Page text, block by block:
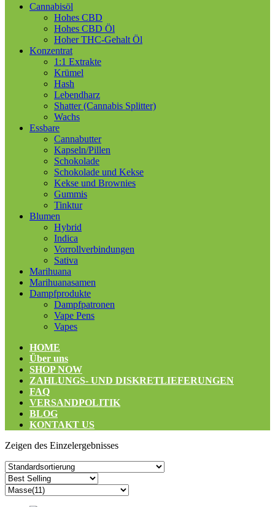
Cannabisöl
Hohes CBD
Hohes CBD Öl
Hoher THC-Gehalt Öl
Konzentrat
1:1 Extrakte
Krümel
Hash
Lebendharz
Shatter (Cannabis Splitter)
Wachs
Essbare
Cannabutter
Kapseln/Pillen
Schokolade
Schokolade und Kekse
Kekse und Brownies
Gummis
Tinktur
Blumen
Hybrid
Indica
Vorrollverbindungen
Sativa
Marihuana
Marihuanasamen
Dampfprodukte
Dampfpatronen
Vape Pens
Vapes
HOME
Über uns
SHOP NOW
ZAHLUNGS- UND DISKRETLIEFERUNGEN
FAQ
VERSANDPOLITIK
BLOG
KONTAKT US
Zeigen des Einzelergebnisses